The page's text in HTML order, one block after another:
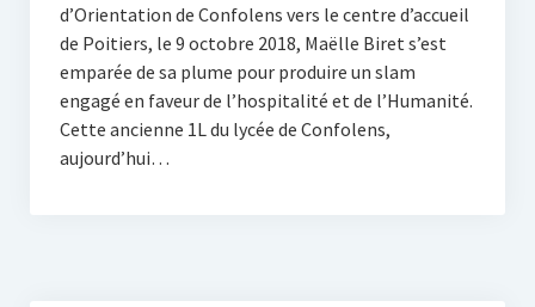
d’Orientation de Confolens vers le centre d’accueil
de Poitiers, le 9 octobre 2018, Maëlle Biret s’est
emparée de sa plume pour produire un slam
engagé en faveur de l’hospitalité et de l’Humanité.
Cette ancienne 1L du lycée de Confolens,
aujourd’hui…